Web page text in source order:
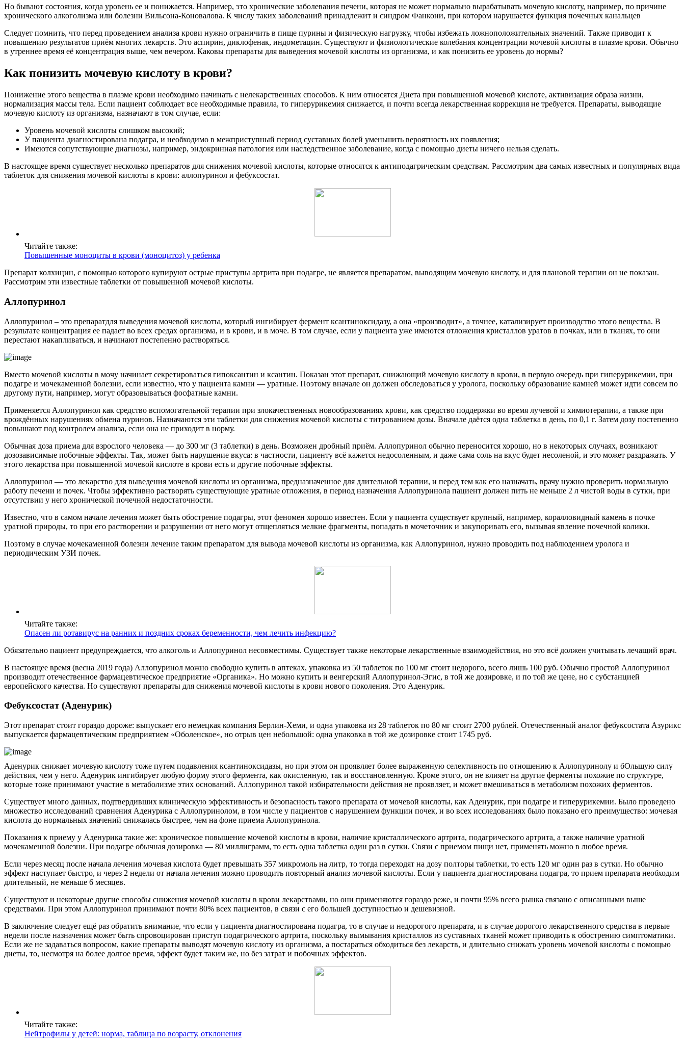
Но бывают состояния, когда уровень ее и понижается. Например, это хронические заболевания печени, которая не может нормально вырабатывать мочевую кислоту, например, по причине
хронического алкоголизма или болезни Вильсона-Коновалова. К числу таких заболеваний принадлежит и синдром Фанкони, при котором нарушается функция почечных канальцев
Следует помнить, что перед проведением анализа крови нужно ограничить в пище пурины и физическую нагрузку, чтобы избежать ложноположительных значений. Также приводит к
повышению результатов приём многих лекарств. Это аспирин, диклофенак, индометацин. Существуют и физиологические колебания концентрации мочевой кислоты в плазме крови. Обычно
в утреннее время её концентрация выше, чем вечером. Каковы препараты для выведения мочевой кислоты из организма, и как понизить ее уровень до нормы?
Как понизить мочевую кислоту в крови?
Понижение этого вещества в плазме крови необходимо начинать с нелекарственных способов. К ним относятся Диета при повышенной мочевой кислоте, активизация образа жизни,
нормализация массы тела. Если пациент соблюдает все необходимые правила, то гиперурикемия снижается, и почти всегда лекарственная коррекция не требуется. Препараты, выводящие
мочевую кислоту из организма, назначают в том случае, если:
Уровень мочевой кислоты слишком высокий;
У пациента диагностирована подагра, и необходимо в межприступный период суставных болей уменьшить вероятность их появления;
Имеются сопутствующие диагнозы, например, эндокринная патология или наследственное заболевание, когда с помощью диеты ничего нельзя сделать.
В настоящее время существует несколько препаратов для снижения мочевой кислоты, которые относятся к антиподагрическим средствам. Рассмотрим два самых известных и популярных вида
таблеток для снижения мочевой кислоты в крови: аллопуринол и фебуксостат.
Читайте также:
Повышенные моноциты в крови (моноцитоз) у ребенка
Препарат колхицин, с помощью которого купируют острые приступы артрита при подагре, не является препаратом, выводящим мочевую кислоту, и для плановой терапии он не показан.
Рассмотрим эти известные таблетки от повышенной мочевой кислоты.
Аллопуринол
Аллопуринол – это препаратдля выведения мочевой кислоты, который ингибирует фермент ксантиноксидазу, а она «производит», а точнее, катализирует производство этого вещества. В
результате концентрация ее падает во всех средах организма, и в крови, и в моче. В том случае, если у пациента уже имеются отложения кристаллов уратов в почках, или в тканях, то они
перестают накапливаться, и начинают постепенно растворяться.
Вместо мочевой кислоты в мочу начинает секретироваться гипоксантин и ксантин. Показан этот препарат, снижающий мочевую кислоту в крови, в первую очередь при гиперурикемии, при
подагре и мочекаменной болезни, если известно, что у пациента камни — уратные. Поэтому вначале он должен обследоваться у уролога, поскольку образование камней может идти совсем по
другому пути, например, могут образовываться фосфатные камни.
Применяется Аллопуринол как средство вспомогательной терапии при злокачественных новообразованиях крови, как средство поддержки во время лучевой и химиотерапии, а также при
врождённых нарушениях обмена пуринов. Назначаются эти таблетки для снижения мочевой кислоты с титрованием дозы. Вначале даётся одна таблетка в день, по 0,1 г. Затем дозу постепенно
повышают под контролем анализа, если она не приходит в норму.
Обычная доза приема для взрослого человека — до 300 мг (3 таблетки) в день. Возможен дробный приём. Аллопуринол обычно переносится хорошо, но в некоторых случаях, возникают
дозозависимые побочные эффекты. Так, может быть нарушение вкуса: в частности, пациенту всё кажется недосоленным, и даже сама соль на вкус будет несоленой, и это может раздражать. У
этого лекарства при повышенной мочевой кислоте в крови есть и другие побочные эффекты.
Аллопуринол — это лекарство для выведения мочевой кислоты из организма, предназначенное для длительной терапии, и перед тем как его назначать, врачу нужно проверить нормальную
работу печени и почек. Чтобы эффективно растворять существующие уратные отложения, в период назначения Аллопуринола пациент должен пить не меньше 2 л чистой воды в сутки, при
отсутствии у него хронической почечной недостаточности.
Известно, что в самом начале лечения может быть обострение подагры, этот феномен хорошо известен. Если у пациента существует крупный, например, коралловидный камень в почке
уратной природы, то при его растворении и разрушении от него могут отщепляться мелкие фрагменты, попадать в мочеточник и закупоривать его, вызывая явление почечной колики.
Поэтому в случае мочекаменной болезни лечение таким препаратом для вывода мочевой кислоты из организма, как Аллопуринол, нужно проводить под наблюдением уролога и
периодическим УЗИ почек.
Читайте также:
Опасен ли ротавирус на ранних и поздних сроках беременности, чем лечить инфекцию?
Обязательно пациент предупреждается, что алкоголь и Аллопуринол несовместимы. Существует также некоторые лекарственные взаимодействия, но это всё должен учитывать лечащий врач.
В настоящее время (весна 2019 года) Аллопуринол можно свободно купить в аптеках, упаковка из 50 таблеток по 100 мг стоит недорого, всего лишь 100 руб. Обычно простой Аллопуринол
производит отечественное фармацевтическое предприятие «Органика». Но можно купить и венгерский Аллопуринол-Эгис, в той же дозировке, и по той же цене, но с субстанцией
европейского качества. Но существуют препараты для снижения мочевой кислоты в крови нового поколения. Это Аденурик.
Фебуксостат (Аденурик)
Этот препарат стоит гораздо дороже: выпускает его немецкая компания Берлин-Хеми, и одна упаковка из 28 таблеток по 80 мг стоит 2700 рублей. Отечественный аналог фебуксостата Азурикс
выпускается фармацевтическим предприятием «Оболенское», но отрыв цен небольшой: одна упаковка в той же дозировке стоит 1745 руб.
Аденурик снижает мочевую кислоту тоже путем подавления ксантиноксидазы, но при этом он проявляет более выраженную селективность по отношению к Аллопуринолу и бОльшую силу
действия, чем у него. Аденурик ингибирует любую форму этого фермента, как окисленную, так и восстановленную. Кроме этого, он не влияет на другие ферменты похожие по структуре,
которые тоже принимают участие в метаболизме этих оснований. Аллопуринол такой избирательности действия не проявляет, и может вмешиваться в метаболизм похожих ферментов.
Существует много данных, подтвердивших клиническую эффективность и безопасность такого препарата от мочевой кислоты, как Аденурик, при подагре и гиперурикемии. Было проведено
множество исследований сравнения Аденурика с Аллопуринолом, в том числе у пациентов с нарушением функции почек, и во всех исследованиях было показано его преимущество: мочевая
кислота до нормальных значений снижалась быстрее, чем на фоне приема Аллопуринола.
Показания к приему у Аденурика такие же: хроническое повышение мочевой кислоты в крови, наличие кристаллического артрита, подагрического артрита, а также наличие уратной
мочекаменной болезни. При подагре обычная дозировка — 80 миллиграмм, то есть одна таблетка один раз в сутки. Связи с приемом пищи нет, применять можно в любое время.
Если через месяц после начала лечения мочевая кислота будет превышать 357 микромоль на литр, то тогда переходят на дозу полторы таблетки, то есть 120 мг один раз в сутки. Но обычно
эффект наступает быстро, и через 2 недели от начала лечения можно проводить повторный анализ мочевой кислоты. Если у пациента диагностирована подагра, то прием препарата необходим
длительный, не меньше 6 месяцев.
Существуют и некоторые другие способы снижения мочевой кислоты в крови лекарствами, но они применяются гораздо реже, и почти 95% всего рынка связано с описанными выше
средствами. При этом Аллопуринол принимают почти 80% всех пациентов, в связи с его большей доступностью и дешевизной.
В заключение следует ещё раз обратить внимание, что если у пациента диагностирована подагра, то в случае и недорогого препарата, и в случае дорогого лекарственного средства в первые
недели после назначения может быть спровоцирован приступ подагрического артрита, поскольку вымывания кристаллов из суставных тканей может приводить к обострению симптоматики.
Если же не задаваться вопросом, какие препараты выводят мочевую кислоту из организма, а постараться обходиться без лекарств, и длительно снижать уровень мочевой кислоты с помощью
диеты, то, несмотря на более долгое время, эффект будет таким же, но без затрат и побочных эффектов.
Читайте также:
Нейтрофилы у детей: норма, таблица по возрасту, отклонения